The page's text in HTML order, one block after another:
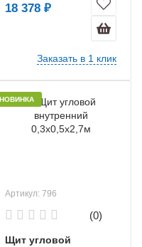
18 378 ₽
Заказать в 1 клик
НОВИНКА
Артикул: 796
(0)
Щит угловой